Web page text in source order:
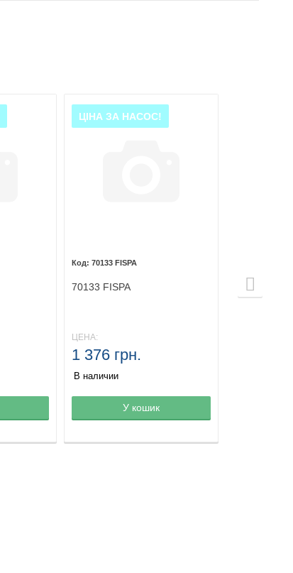
Товар в корзине
ЦІНА ЗА НАСОС!
70133 FISPA
70133 FISPA
ЦЕНА:
1 376 грн.
В наличии
У кошик